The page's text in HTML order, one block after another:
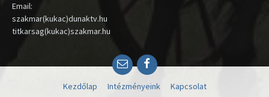
Email:
szakmar(kukac)dunaktv.hu
titkarsag(kukac)szakmar.hu
EmailFacebook
Kezdőlap Intézményeink Kapcsolat